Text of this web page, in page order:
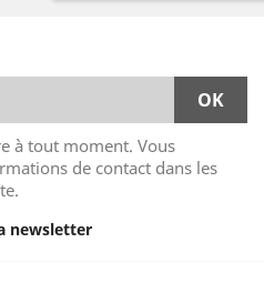
à tout moment. Vous
de contact dans les
newsletter